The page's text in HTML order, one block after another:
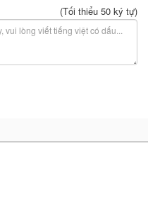
(Tối thiểu 50 ký tự)